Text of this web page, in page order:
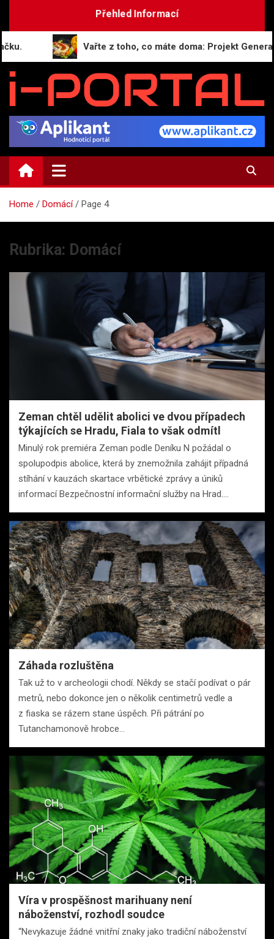
Přehled Informací
Vařte z toho, co máte doma: Projekt
i-PORTAL.CZ
Public relations | Informační portál
Home Domácí Page 4
Rubrika: Domácí
Zeman chtěl udělit abolici ve dvou případech
týkajících se Hradu, Fiala to však odmítl
Minulý rok premiéra Zeman podle Deníku N požádal o
spolupodpis abolice, která by znemožnila zahájit případná
stíhání v kauzách skartace vrbětické zprávy a úniků
informací Bezpečnostní informační služby na Hrad.…
Záhada rozluštěna
Tak už to v archeologii chodí. Někdy se stačí podívat o pár
metrů, nebo dokonce jen o několik centimetrů vedle a
z fiaska se rázem stane úspěch. Při pátrání po
Tutanchamonově hrobce…
Víra v prospěšnost marihuany není
náboženství, rozhodl soudce
“Nevykazuje žádné vnitřní znaky jako tradiční náboženství